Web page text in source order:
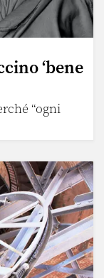
‘bene
“ogni